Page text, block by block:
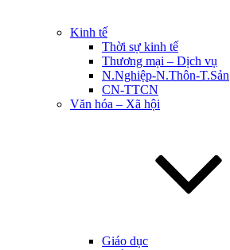
Kinh tế
Thời sự kinh tế
Thương mại – Dịch vụ
N.Nghiệp-N.Thôn-T.Sản
CN-TTCN
Văn hóa – Xã hội
Giáo dục